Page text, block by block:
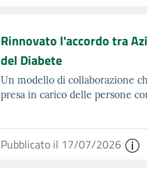
Rinnovato l'accordo tra
del Diabete
Un modello di collaborazione
presa in carico delle persone
Pubblicato il 17/07/2026